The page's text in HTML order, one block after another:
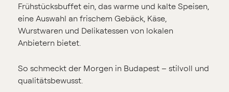
Frühstücksbuffet ein, das warme und kalte Speisen,
eine Auswahl an frischem Gebäck, Käse,
Wurstwaren und Delikatessen von lokalen
Anbietern bietet.
So schmeckt der Morgen in Budapest – stilvoll und
qualitätsbewusst.